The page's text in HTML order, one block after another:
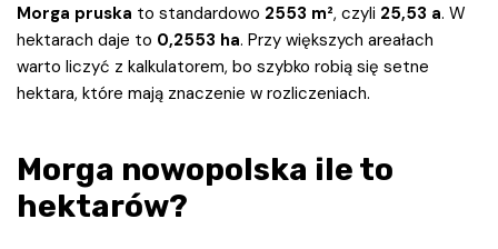
Morga pruska to standardowo 2553 m², czyli 25,53 a. W
hektarach daje to 0,2553 ha. Przy większych areałach
warto liczyć z kalkulatorem, bo szybko robią się setne
hektara, które mają znaczenie w rozliczeniach.
Morga nowopolska ile to
hektarów?